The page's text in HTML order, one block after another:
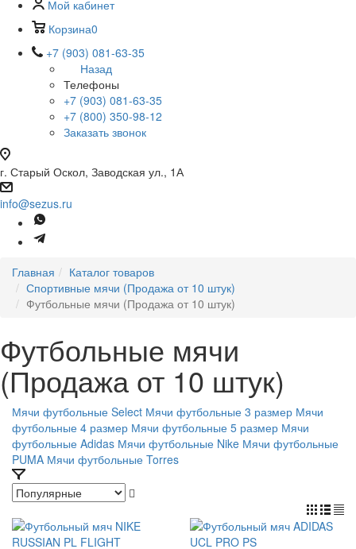
Мой кабинет
Корзина0
+7 (903) 081-63-35
Назад
Телефоны
+7 (903) 081-63-35
+7 (800) 350-98-12
Заказать звонок
г. Старый Оскол, Заводская ул., 1А
info@sezus.ru
Главная
Каталог товаров
Спортивные мячи (Продажа от 10 штук)
Футбольные мячи (Продажа от 10 штук)
Футбольные мячи
(Продажа от 10 штук)
Мячи футбольные Select Мячи футбольные 3 размер Мячи
футбольные 4 размер Мячи футбольные 5 размер Мячи
футбольные Adidas Мячи футбольные Nike Мячи футбольные
PUMA Мячи футбольные Torres